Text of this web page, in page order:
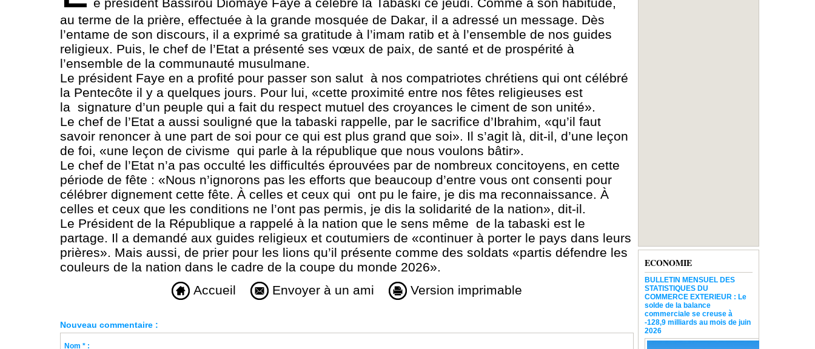
au terme de la prière, effectuée à la grande mosquée de Dakar, il a adressé un message. Dès
l’entame de son discours, il a exprimé sa gratitude à l’imam ratib et à l’ensemble de nos guides
religieux. Puis, le chef de l’Etat a présenté ses vœux de paix, de santé et de prospérité à
l’ensemble de la communauté musulmane.
Le président Faye en a profité pour passer son salut à nos compatriotes chrétiens qui ont célébré
la Pentecôte il y a quelques jours. Pour lui, «cette proximité entre nos fêtes religieuses est
la signature d’un peuple qui a fait du respect mutuel des croyances le ciment de son unité».
Le chef de l’Etat a aussi souligné que la tabaski rappelle, par le sacrifice d’Ibrahim, «qu’il faut
savoir renoncer à une part de soi pour ce qui est plus grand que soi». Il s’agit là, dit-il, d’une leçon
de foi, «une leçon de civisme qui parle à la république que nous voulons bâtir».
Le chef de l’Etat n’a pas occulté les difficultés éprouvées par de nombreux concitoyens, en cette
période de fête : «Nous n’ignorons pas les efforts que beaucoup d’entre vous ont consenti pour
célébrer dignement cette fête. À celles et ceux qui ont pu le faire, je dis ma reconnaissance. À
celles et ceux que les conditions ne l’ont pas permis, je dis la solidarité de la nation», dit-il.
Le Président de la République a rappelé à la nation que le sens même de la tabaski est le
partage. Il a demandé aux guides religieux et coutumiers de «continuer à porter le pays dans leurs
prières». Mais aussi, de prier pour les lions qu’il présente comme des soldats «partis défendre les
couleurs de la nation dans le cadre de la coupe du monde 2026».
Accueil
Envoyer à un ami Version imprimable
Nouveau commentaire :
Nom * :
ECONOMIE
BULLETIN MENSUEL DES
STATISTIQUES DU
COMMERCE EXTERIEUR : Le
solde de la balance
commerciale se creuse à
-128,9 milliards au mois de juin
2026